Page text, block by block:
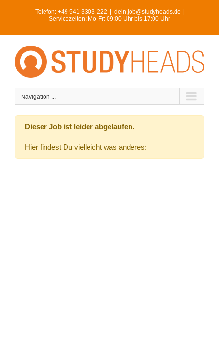
Telefon: +49 541 3303-222
dein.job@studyheads.de |
Servicezeiten: Mo-Fr: 09:00 Uhr bis 17:00 Uhr
Navigation ...
Dieser Job ist leider abgelaufen.
Hier findest Du vielleicht was anderes: